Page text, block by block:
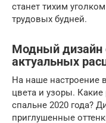
станет тихим
трудовых будней.
Модный дизайн
актуальных
На наше настроение
цвета и узоры. Какие
спальне 2020 года?
приглушенные